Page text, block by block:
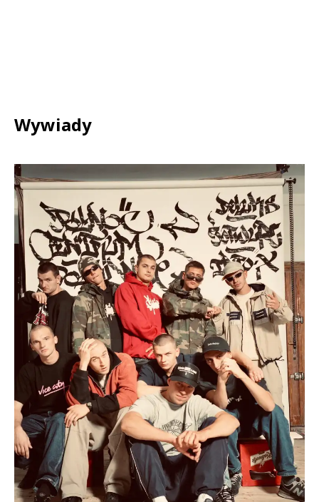
Wywiady